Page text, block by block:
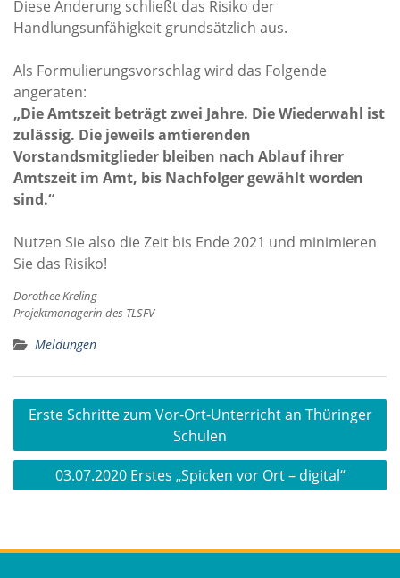
Diese Änderung schließt das Risiko der
Handlungsunfähigkeit grundsätzlich aus.
Als Formulierungsvorschlag wird das Folgende
angeraten:
„Die Amtszeit beträgt zwei Jahre. Die Wiederwahl ist
zulässig. Die jeweils amtierenden
Vorstandsmitglieder bleiben nach Ablauf ihrer
Amtszeit im Amt, bis Nachfolger gewählt worden
sind.“
Nutzen Sie also die Zeit bis Ende 2021 und minimieren
Sie das Risiko!
Dorothee Kreling
Projektmanagerin des TLSFV
Meldungen
Beitragsnavigation
Erste Schritte zum Vor-Ort-Unterricht an Thüringer
Schulen
03.07.2020 Erstes „Spicken vor Ort – digital“